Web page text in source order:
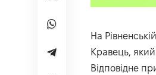
На
Кравець,
Відповідне